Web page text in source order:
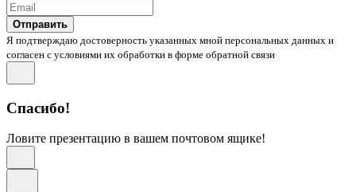
Отправить
Я подтверждаю достоверность указанных мной персональных данных и
согласен с условиями их обработки в форме обратной связи
Спасибо!
Ловите презентацию в вашем почтовом ящике!